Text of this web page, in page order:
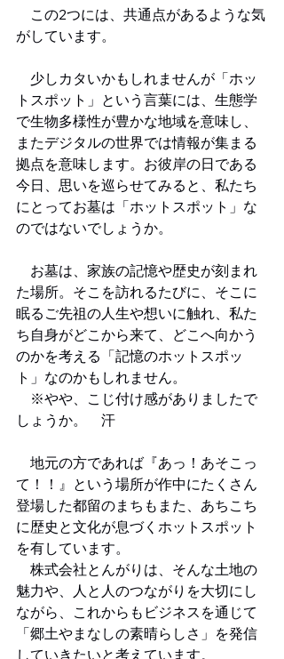
この2つには、共通点があるような気
がしています。
少しカタいかもしれませんが「ホッ
トスポット」という言葉には、生態学
で生物多様性が豊かな地域を意味し、
またデジタルの世界では情報が集まる
拠点を意味します。お彼岸の日である
今日、思いを巡らせてみると、私たち
にとってお墓は「ホットスポット」な
のではないでしょうか。
お墓は、家族の記憶や歴史が刻まれ
た場所。そこを訪れるたびに、そこに
眠るご先祖の人生や想いに触れ、私た
ち自身がどこから来て、どこへ向かう
のかを考える「記憶のホットスポッ
ト」なのかもしれません。
※やや、こじ付け感がありましたで
しょうか。　汗
地元の方であれば『あっ！あそこっ
て！！』という場所が作中にたくさん
登場した都留のまちもまた、あちこち
に歴史と文化が息づくホットスポット
を有しています。
株式会社とんがりは、そんな土地の
魅力や、人と人のつながりを大切にし
ながら、これからもビジネスを通じて
「郷土やまなしの素晴らしさ 」を発信
していきたいと考えています。